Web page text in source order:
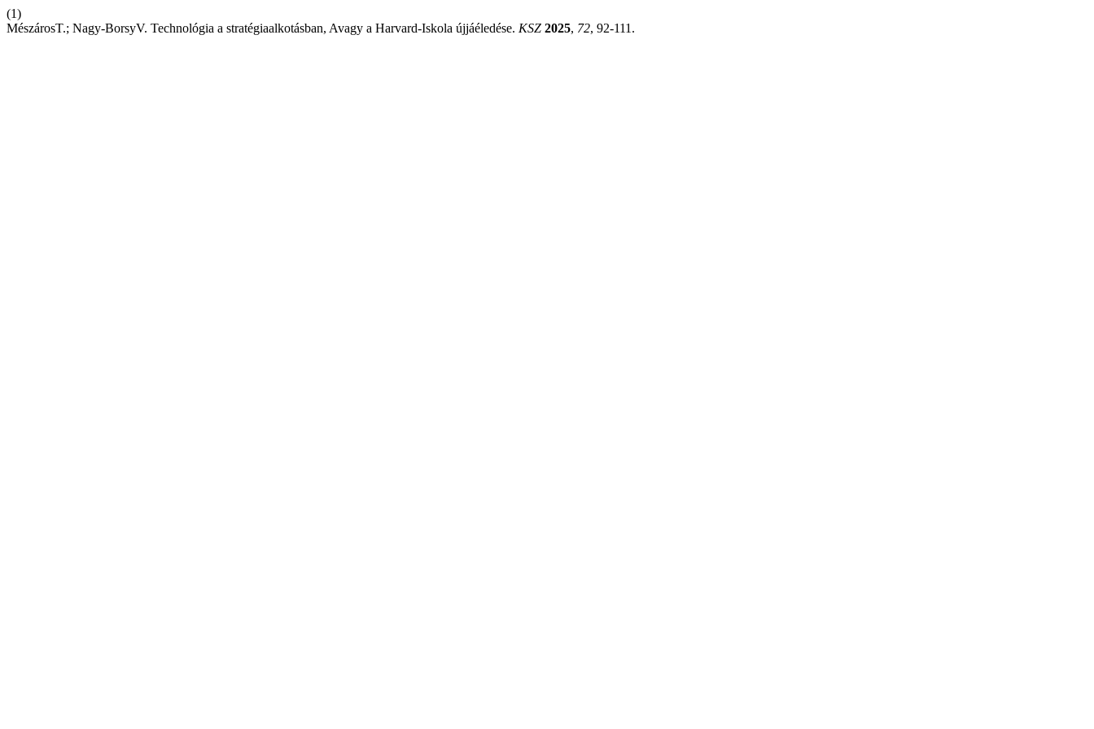
(1)
MészárosT.; Nagy-BorsyV. Technológia a stratégiaalkotásban, Avagy a Harvard-Iskola újjáéledése. KSZ 2025, 72, 92-111.